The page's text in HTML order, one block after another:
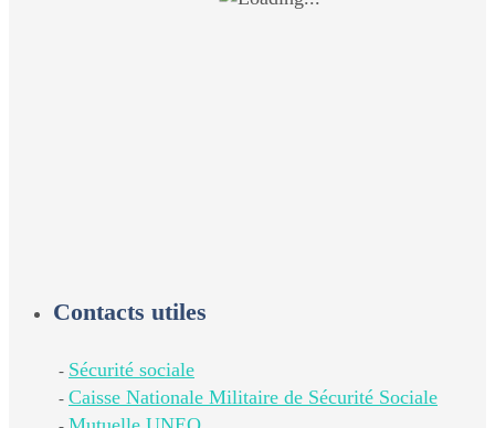
Contacts utiles
- Sécurité sociale
- Caisse Nationale Militaire de Sécurité Sociale